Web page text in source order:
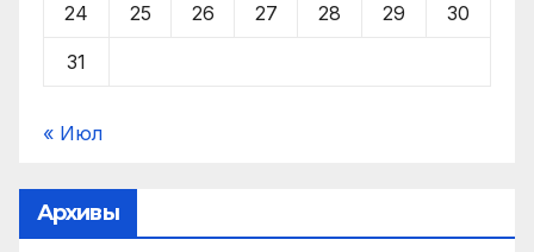
24 25 26 27 28 29 30
31
« Июл
Архивы